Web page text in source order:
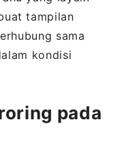
tampilan
sama
kondisi
pada